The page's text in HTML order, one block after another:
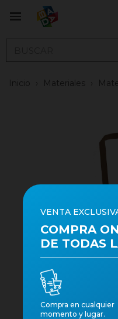
Inicio Materiales
VENTA
COMPRA
DE TODAS
Compra en cualquier
momento y lugar.